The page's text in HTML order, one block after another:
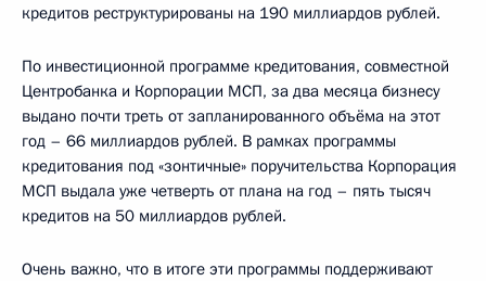
кредитов реструктурированы на 190 миллиардов рублей.
По инвестиционной программе кредитования, совместной
Центробанка и Корпорации МСП, за два месяца бизнесу
выдано почти треть от запланированного объёма на этот
год – 66 миллиардов рублей. В рамках программы
кредитования под «зонтичные» поручительства Корпорация
МСП выдала уже четверть от плана на год – пять тысяч
кредитов на 50 миллиардов рублей.
Очень важно, что в итоге эти программы поддерживают